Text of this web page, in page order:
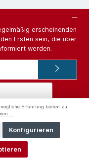
erscheinenden
Ersten sein, die über
werden.
zur Kenntnis genommen
Erfahrung bieten zu
...
Konfigurieren